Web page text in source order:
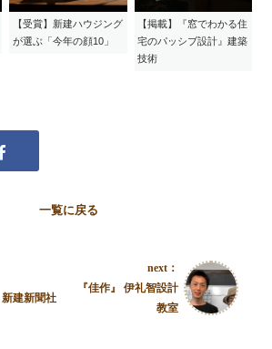
【受賞】新建ハウジング
が選ぶ「今年の顔10」
【掲載】『窓でわかる住
宅のパッシブ設計』建築
技術
一覧に戻る
新建新聞社
next：
『佳作』 伊礼智設計
教室